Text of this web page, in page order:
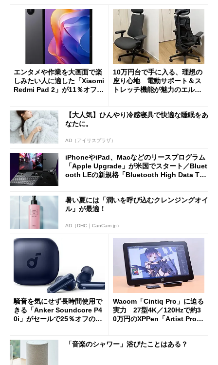
エンタメや作業を大画面で楽
しみたい人に適した「Xiaomi
Redmi Pad 2」が11％オフの
10万円台で手に入る、理想の
座り心地 電動サポート＆ス
トレッチ機能が魅力のエルゴ
【大人気】ひんやり冷感寝具で快適な睡眠をあ
なたに。
AD（アイリスプラザ）
iPhoneやiPad、Macなどのリースプログラム
「Apple Upgrade」が米国でスタート／Bluet
ooth LEの新規格「Bluetooth High Data Thr
暑い夏には「潤いを呼び込むクレンジングオイ
ル」が最適！
AD（DHC｜CanCam.jp）
騒音を気にせず長時間使用で
きる「Anker Soundcore P4
0i」がセールで25％オフの59
Wacom「Cintiq Pro」に迫る
実力 27型4K／120Hzで約3
0万円のXPPen「Artist Pro 2
「音楽のシャワー」浴びたことはある？